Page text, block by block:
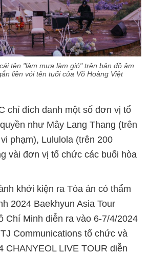
tên "làm mưa làm gió" trên bản đồ âm
liền với tên tuổi của Võ Hoàng Việt
chỉ đích danh một số đơn vị tổ
như Mây Lang Thang (trên
phạm), Lululola (trên 200
vài đơn vị tổ chức các buổi hòa
khởi kiện ra Tòa án có thẩm
2024 Baekhyun Asia Tour
Chí Minh diễn ra vào 6-7/4/2024
Communications tổ chức và
CHANYEOL LIVE TOUR diễn